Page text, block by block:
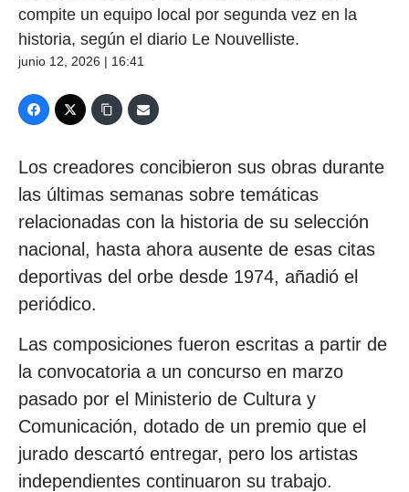
compite un equipo local por segunda vez en la
historia, según el diario Le Nouvelliste.
junio 12, 2026 | 16:41
Los creadores concibieron sus obras durante
las últimas semanas sobre temáticas
relacionadas con la historia de su selección
nacional, hasta ahora ausente de esas citas
deportivas del orbe desde 1974, añadió el
periódico.
Las composiciones fueron escritas a partir de
la convocatoria a un concurso en marzo
pasado por el Ministerio de Cultura y
Comunicación, dotado de un premio que el
jurado descartó entregar, pero los artistas
independientes continuaron su trabajo.